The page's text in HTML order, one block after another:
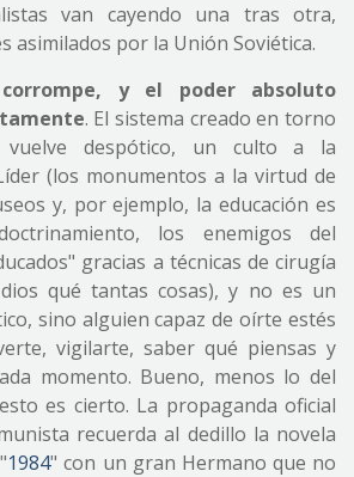
van cayendo una tras otra,
asimilados por la Unión Soviética.
y el poder absoluto
. El sistema creado en torno
despótico, un culto a la
(los monumentos a la virtud de
y, por ejemplo, la educación es
los enemigos del
gracias a técnicas de cirugía
qué tantas cosas), y no es un
sino alguien capaz de oírte estés
vigilarte, saber qué piensas y
momento. Bueno, menos lo del
es cierto. La propaganda oficial
recuerda al dedillo la novela
1984" con un gran Hermano que no